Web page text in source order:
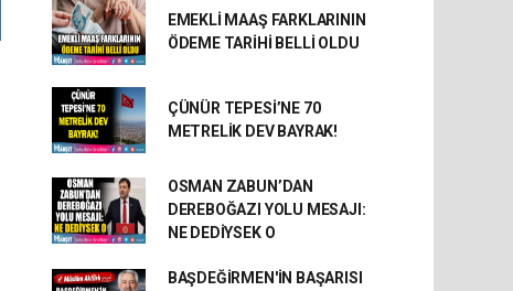
EMEKLİ MAAŞ FARKLARININ
ÖDEME TARİHİ BELLİ OLDU
ÇÜNÜR TEPESİ’NE 70
METRELİK DEV BAYRAK!
OSMAN ZABUN’DAN
DEREBOĞAZI YOLU MESAJI:
NE DEDİYSEK O
BAŞDEĞİRMEN'İN BAŞARISI